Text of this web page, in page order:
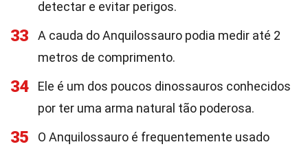
detectar e evitar perigos.
33
A cauda do Anquilossauro podia medir até 2
metros de comprimento.
34
Ele é um dos poucos dinossauros conhecidos
por ter uma arma natural tão poderosa.
35
O Anquilossauro é frequentemente usado